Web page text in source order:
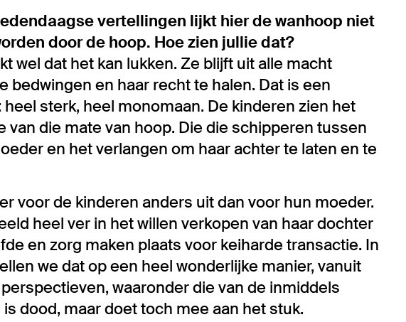
vertellingen lijkt hier de wanhoop niet
door de hoop. Hoe zien jullie dat?
wel dat het kan lukken. Ze blijft uit alle macht
bedwingen en haar recht te halen. Dat is een
sterk, heel monomaan. De kinderen zien het
van die mate van hoop. Die die schipperen tussen
en het verlangen om haar achter te laten en te
voor de kinderen anders uit dan voor hun moeder.
heel ver in het willen verkopen van haar dochter
en zorg maken plaats voor keiharde transactie. In
we dat op een heel wonderlijke manier, vanuit
waaronder die van de inmiddels
dood, maar doet toch mee aan het stuk.